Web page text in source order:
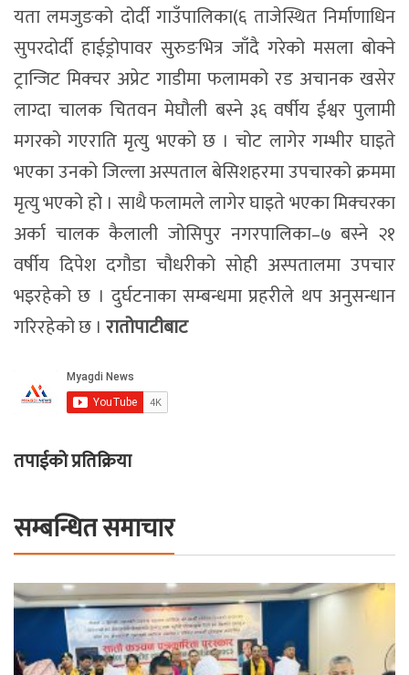
यता लमजुङको दोर्दी गाउँपालिका(६ ताजेस्थित निर्माणाधिन
सुपरदोर्दी हाईड्रोपावर सुरुङभित्र जाँदै गरेको मसला बोक्ने
ट्रान्जिट मिक्चर अप्रेट गाडीमा फलामको रड अचानक खसेर
लाग्दा चालक चितवन मेघौली बस्ने ३६ वर्षीय ईश्वर पुलामी
मगरको गएराति मृत्यु भएको छ । चोट लागेर गम्भीर घाइते
भएका उनको जिल्ला अस्पताल बेसिशहरमा उपचारको क्रममा
मृत्यु भएको हो । साथै फलामले लागेर घाइते भएका मिक्चरका
अर्का चालक कैलाली जोसिपुर नगरपालिका–७ बस्ने २१
वर्षीय दिपेश दगौडा चौधरीको सोही अस्पतालमा उपचार
भइरहेको छ । दुर्घटनाका सम्बन्धमा प्रहरीले थप अनुसन्धान
गरिरहेको छ । रातोपाटीबाट
तपाईको प्रतिक्रिया
सम्बन्धित समाचार